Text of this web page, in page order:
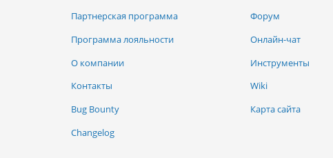
Партнерская программа
Программа лояльности
О компании
Контакты
Bug Bounty
Changelog
Форум
Онлайн-чат
Инструменты
Wiki
Карта сайта